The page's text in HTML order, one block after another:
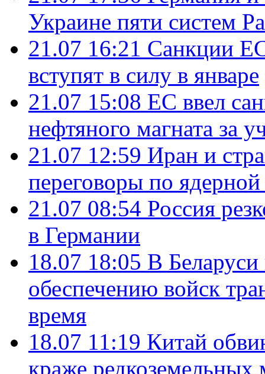
Украине пяти систем
21.07 16:21 Санкции
вступят в силу в январе
21.07 15:08 ЕС ввел
нефтяного магната за
21.07 12:59 Иран и
переговоры по
21.07 08:54 Россия
в Германии
18.07 18:05 В
обеспечению войск
время
18.07 11:19 Китай
краже редкоземельных